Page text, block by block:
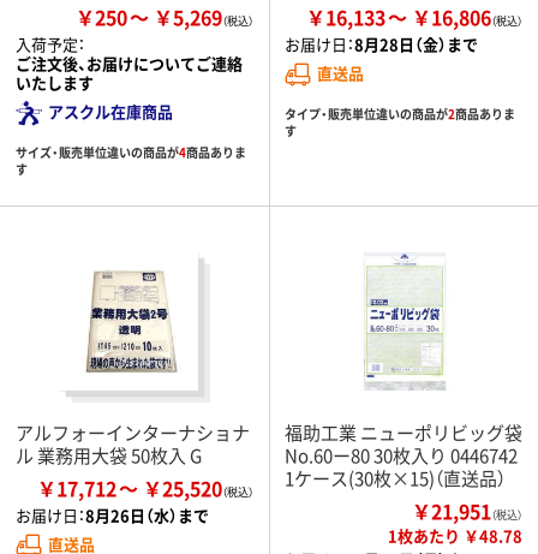
￥250 ￥5,269
入荷予定：
ご注文後、お届けについてご連絡
いたします
アスクル在庫商品
サイズ・販売単位違いの商品が4商品ありま
す
￥16,133 ￥16,806
お届け日：8月28日（金）まで
直送品
タイプ・販売単位違いの商品が2商品ありま
す
アルフォーインターナショナ
ル 業務用大袋 50枚入 G
￥17,712 ￥25,520
お届け日：8月26日（水）まで
直送品
福助工業 ニューポリビッグ袋
No.60ー80 30枚入り 0446742
1ケース(30枚×15)（直送品）
￥21,951（税込）
1枚あたり ￥48.78